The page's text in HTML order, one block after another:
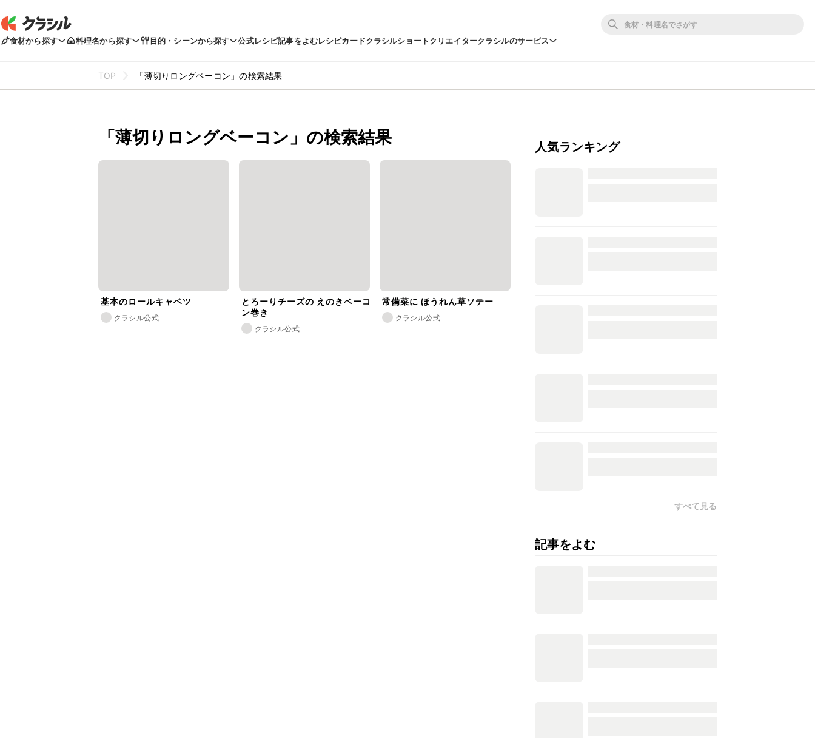
食材から探す 料理名から探す 目的・シーンから探す 公式レシピ記事をよむレシピカードクラシルショートクリエイタークラシルのサービス
TOP 「薄切りロングベーコン」の検索結果
「薄切りロングベーコン」の検索結果
基本のロールキャベツ
クラシル公式
とろーりチーズの えのきベーコ
ン巻き
クラシル公式
常備菜に ほうれん草ソテー
クラシル公式
人気ランキング
すべて見る
記事をよむ